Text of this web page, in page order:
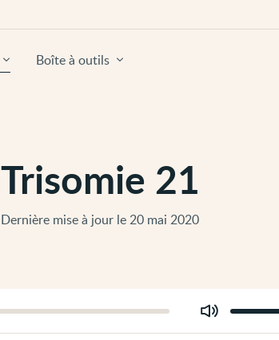
Trisomie 21
Dernière mise à jour le 20 mai 2020
Boîte à outils
Modifier
volume